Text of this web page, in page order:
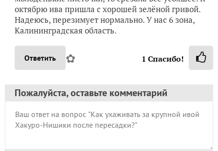
октябрю ива пришла с хорошей зелёной гривой.
Надеюсь, перезимует нормально. У нас 6 зона,
Калининградская область.
Ответить ✿ 1 Спасибо!
Пожалуйста, оставьте комментарий